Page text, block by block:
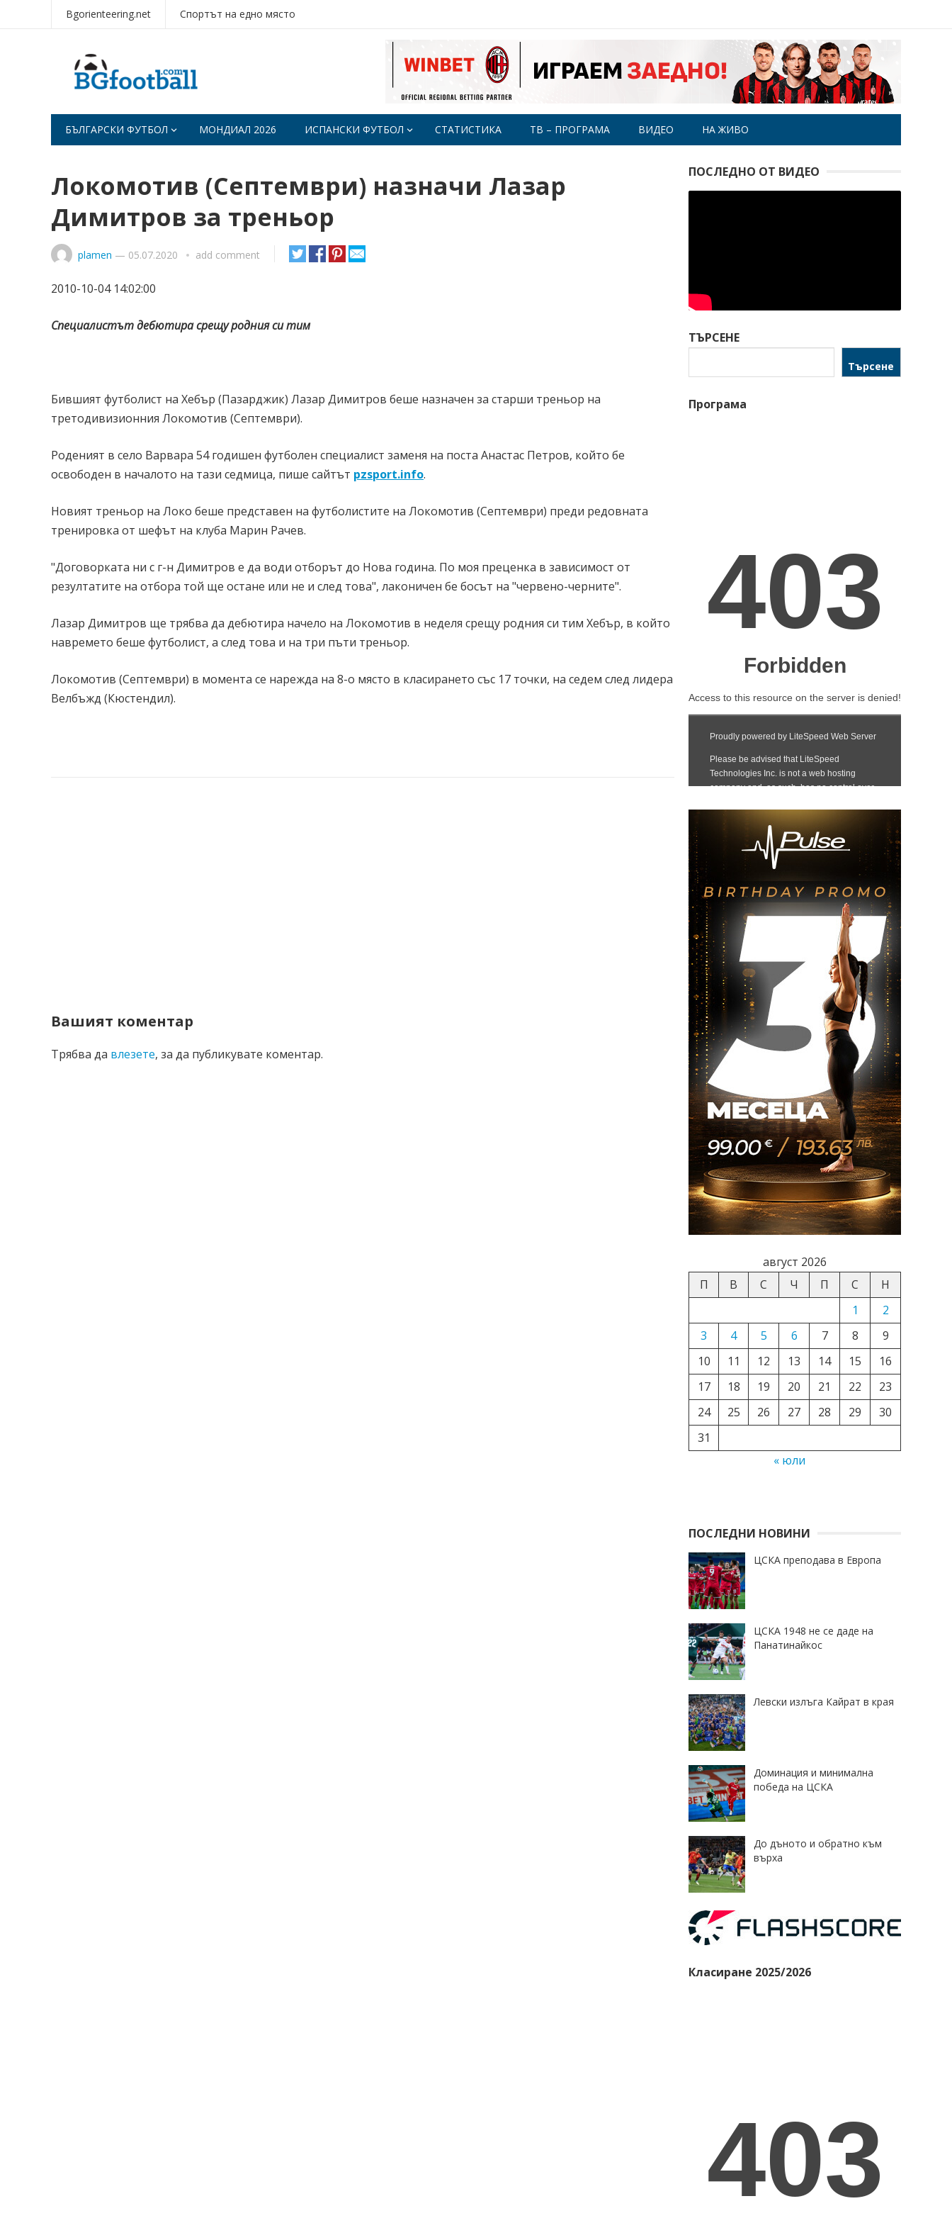
Bgorienteering.net Спортът на едно място
БЪЛГАРСКИ ФУТБОЛ МОНДИАЛ 2026 ИСПАНСКИ ФУТБОЛ СТАТИСТИКА ТВ – ПРОГРАМА ВИДЕО НА ЖИВО
Локомотив (Септември) назначи Лазар
Димитров за треньор
plamen — 05.07.2020 add comment
2010-10-04 14:02:00
Специалистът дебютира срещу родния си тим
Бившият футболист на Хебър (Пазарджик) Лазар Димитров беше назначен за старши треньор на
третодивизионния Локомотив (Септември).
Роденият в село Варвара 54 годишен футболен специалист заменя на поста Анастас Петров, който бе
освободен в началото на тази седмица, пише сайтът pzsport.info.
Новият треньор на Локо беше представен на футболистите на Локомотив (Септември) преди редовната
тренировка от шефът на клуба Марин Рачев.
"Договорката ни с г-н Димитров е да води отборът до Нова година. По моя преценка в зависимост от
резултатите на отбора той ще остане или не и след това", лаконичен бе босът на "червено-черните".
Лазар Димитров ще трябва да дебютира начело на Локомотив в неделя срещу родния си тим Хебър, в който
навремето беше футболист, а след това и на три пъти треньор.
Локомотив (Септември) в момента се нарежда на 8-о място в класирането със 17 точки, на седем след лидера
Велбъжд (Кюстендил).
Вашият коментар
Трябва да влезете, за да публикувате коментар.
ПОСЛЕДНО ОТ ВИДЕО
ТЪРСЕНЕ
Търсене
Програма
август 2026
П
В С Ч П С
Н
1
2
3
4 5 6 7 8
9
10
11 12 13 14 15
16
17
18 19 20 21 22
23
24
25 26 27 28 29
30
31
« юли
ПОСЛЕДНИ НОВИНИ
ЦСКА преподава в Европа
ЦСКА 1948 не се даде на
Панатинайкос
Левски излъга Кайрат в края
Доминация и минимална
победа на ЦСКА
До дъното и обратно към
върха
Класиране 2025/2026